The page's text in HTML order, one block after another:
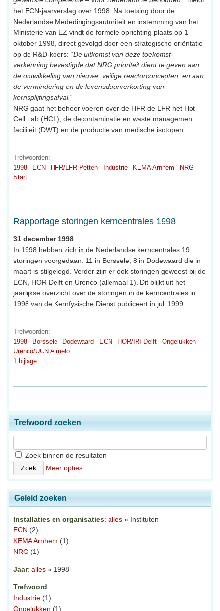
het ECN-jaarverslag over 1998. Na toetsing door de
Nederlandse Mededingingsautoriteit en instemming van het
Ministerie van EZ vindt de formele oprichting plaats op 1
oktober 1998, direct gevolgd door een strategische oriëntatie
op de R&D-koers: “De uitkomst van deze toekomst-
verkenning bevestigde dat NRG prioriteit dient te geven aan
de ontwikkeling van nieuwe, veilige reactorconcepten, en aan
de vermindering en de levensduurverkorting van
kernsplijtingsafval.“
NRG gaat het beheer voeren over de HFR de LFR het Hot
Cell Lab (HCL), de decontaminatie en waste management
faciliteit (DWT) en de productie van medische isotopen.
Trefwoorden:
1998
ECN HFR/LFR Petten Industrie KEMA Arnhem
NRG
Start
Rapportage storingen kerncentrales 1998
31 december 1998
In 1998 hebben zich in de Nederlandse kerncentrales 19
storingen voorgedaan: 11 in Borssele, 8 in Dodewaard die in
maart is stilgelegd. Verder zijn er ook storingen geweest bij de
ECN, HOR Delft en Urenco (allemaal 1). Dit blijkt uit het
jaarlijkse overzicht over de storingen in de kerncentrales in
1998 van de Kernfysische Dienst publiceert in juli 1999.
Trefwoorden:
1998
Borssele Dodewaard ECN HOR/IRI Delft
Ongelukken
Urenco/UCN Almelo
1 bijlage
Trefwoord zoeken
Zoek binnen de resultaten
Meer opties
Geleid zoeken
Installaties en organisaties: alles » Instituten
ECN (2)
KEMA Arnhem (1)
NRG (1)
Jaar: alles » 1998
Trefwoord
Industrie (1)
Ongelukken (1)